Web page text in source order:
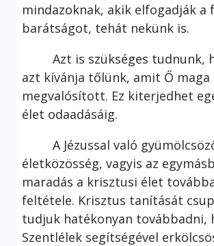
mindazoknak, akik elfogadják a
barátságot, tehát nekünk is.
Azt is szükséges tudnunk,
azt kívánja tőlünk, amit Ő maga
megvalósított. Ez kiterjedhet
élet odaadásáig.
A Jézussal való
életközösség, vagyis az
maradás a krisztusi élet
feltétele. Krisztus tanítását
tudjuk hatékonyan továbbadni,
Szentlélek segítségével